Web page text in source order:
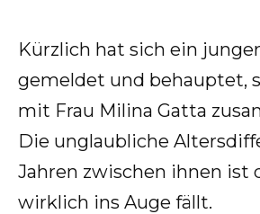
Kürzlich hat sich ein
gemeldet und behauptet,
mit Frau Milina Gatta
Die unglaubliche
Jahren zwischen ihnen ist
wirklich ins Auge fällt.